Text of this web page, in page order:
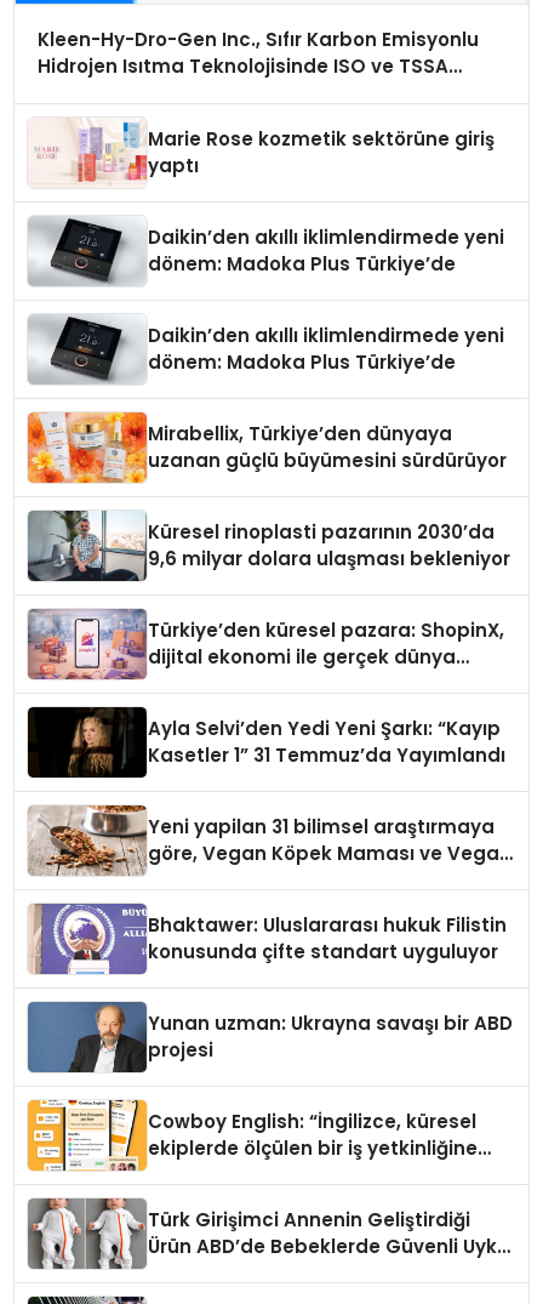
Kleen-Hy-Dro-Gen Inc., Sıfır Karbon Emisyonlu
Hidrojen Isıtma Teknolojisinde ISO ve TSSA
Marie Rose kozmetik sektörüne giriş
yaptı
Daikin’den akıllı iklimlendirmede yeni
dönem: Madoka Plus Türkiye’de
Daikin’den akıllı iklimlendirmede yeni
dönem: Madoka Plus Türkiye’de
Mirabellix, Türkiye’den dünyaya
uzanan güçlü büyümesini sürdürüyor
Küresel rinoplasti pazarının 2030’da
9,6 milyar dolara ulaşması bekleniyor
Türkiye’den küresel pazara: ShopinX,
dijital ekonomi ile gerçek dünya
Ayla Selvi’den Yedi Yeni Şarkı: “Kayıp
Kasetler 1” 31 Temmuz’da Yayımlandı
Yeni yapilan 31 bilimsel araştırmaya
göre, Vegan Köpek Maması ve Vegan
Bhaktawer: Uluslararası hukuk Filistin
konusunda çifte standart uyguluyor
Yunan uzman: Ukrayna savaşı bir ABD
projesi
Cowboy English: “İngilizce, küresel
ekiplerde ölçülen bir iş yetkinliğine
Türk Girişimci Annenin Geliştirdiği
Ürün ABD’de Bebeklerde Güvenli Uyku